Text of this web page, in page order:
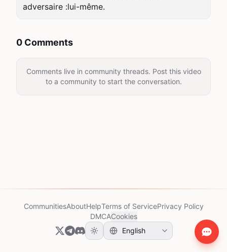
adversaire :lui-même.
0 Comments
Comments live in community threads. Post this video
to a community to start the conversation.
CommunitiesAboutHelpTerms of ServicePrivacy Policy
DMCACookies